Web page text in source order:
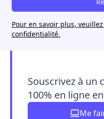
Pour en savoir plus,
confidentialité.
Souscrivez à un
100% en ligne
Me